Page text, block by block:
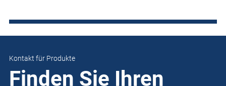
Kontakt für Produkte
Finden Sie Ihren